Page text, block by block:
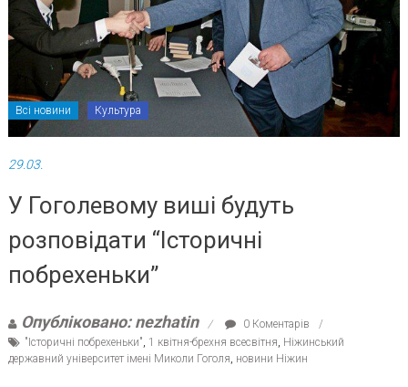
Всі новини Культура
29.03.
У Гоголевому виші будуть
розповідати “Історичні
побрехеньки”
Опубліковано: nezhatin
0 Коментарів
"Історичні побрехеньки", 1 квітня-брехня всесвітня, Ніжинський
державний університет імені Миколи Гоголя, новини Ніжин